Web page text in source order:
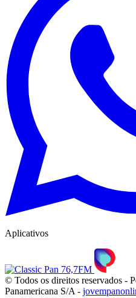
Aplicativos
© Todos os direitos reservados -
Panamericana S/A -